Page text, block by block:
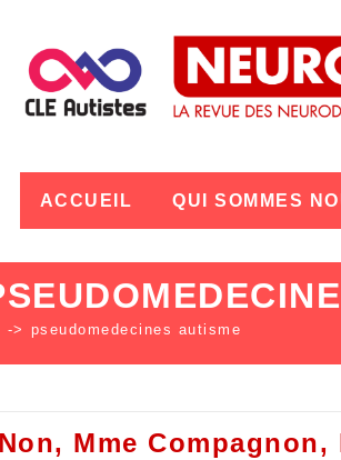
ACCUEIL QUI SOMMES
-> pseudomedecines autisme
Non, Mme Compagnon,